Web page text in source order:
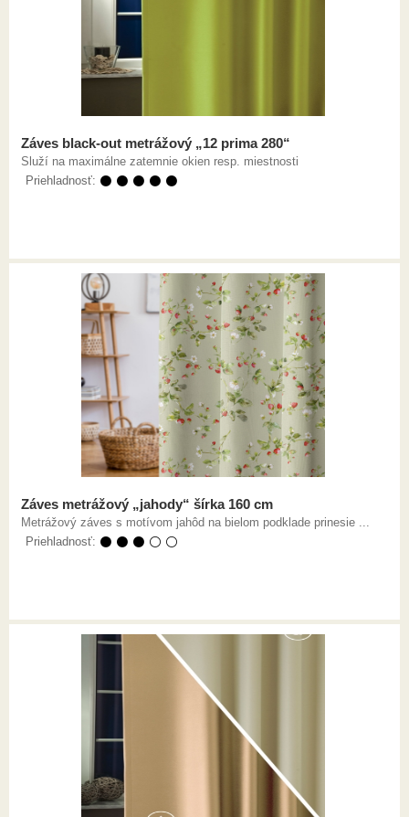
Záves black-out metrážový „12 prima 280“
Služí na maximálne zatemnie okien resp. miestnosti
Priehladnosť: ⚫ ⚫ ⚫ ⚫ ⚫
Záves metrážový „jahody“ šírka 160 cm
Metrážový záves s motívom jahôd na bielom podklade prinesie ...
Priehladnosť: ⚫ ⚫ ⚫ ⚪ ⚪